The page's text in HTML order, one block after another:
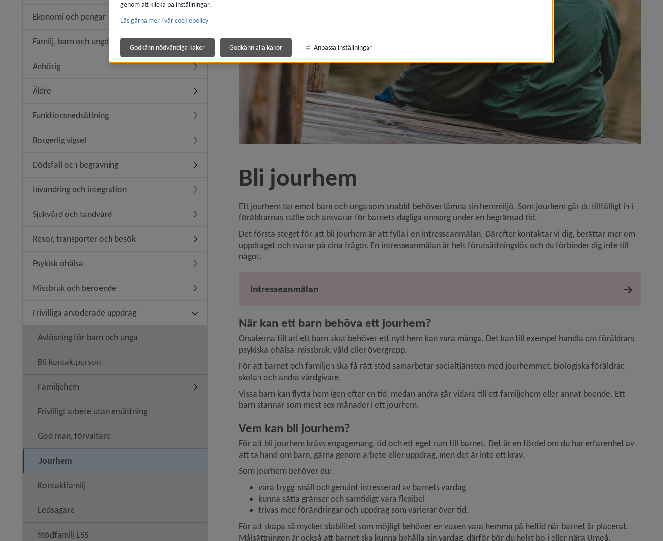
Ekonomi och pengar Undermeny för Ekonomi och pengar
Familj, barn och ungdom Undermeny för Familj, barn och ungdom
Anhörig Undermeny för Anhörig
Äldre Undermeny för Äldre
Funktionsnedsättning Undermeny för Funktionsnedsättning
Borgerlig vigsel Undermeny för Borgerlig vigsel
Dödsfall och begravning Undermeny för Dödsfall och begravning
Invandring och integration Undermeny för Invandring och integration
Sjukvård och tandvård Undermeny för Sjukvård och tandvård
Resor, transporter och besök Undermeny för Resor, transporter och besök
Psykisk ohälsa Undermeny för Psykisk ohälsa
Missbruk och beroende Undermeny för Missbruk och beroende
Frivilliga arvoderade uppdrag Undermeny för Frivilliga arvoderade uppdrag
Avlösning för barn och unga
Bli kontaktperson
Familjehem Undermeny för Familjehem
Frivilligt arbete utan ersättning
God man, förvaltare
Jourhem
Kontaktfamilj
Ledsagare
Stödfamilj LSS
Bli jourhem
Ett jourhem tar emot barn och unga som snabbt behöver lämna sin hemmiljö. Som jourhem går du tillfälligt in i
föräldrarnas ställe och ansvarar för barnets dagliga omsorg under en begränsad tid.
Det första steget för att bli jourhem är att fylla i en intresseanmälan. Därefter kontaktar vi dig, berättar mer om
uppdraget och svarar på dina frågor. En intresseanmälan är helt förutsättningslös och du förbinder dig inte till
något.
Intresseanmälan
När kan ett barn behöva ett jourhem?
Orsakerna till att ett barn akut behöver ett nytt hem kan vara många. Det kan till exempel handla om föräldrars
psykiska ohälsa, missbruk, våld eller övergrepp.
För att barnet och familjen ska få rätt stöd samarbetar socialtjänsten med jourhemmet, biologiska föräldrar,
skolan och andra vårdgivare.
Vissa barn kan flytta hem igen efter en tid, medan andra går vidare till ett familjehem eller annat boende. Ett
barn stannar som mest sex månader i ett jourhem.
Vem kan bli jourhem?
För att bli jourhem krävs engagemang, tid och ett eget rum till barnet. Det är en fördel om du har erfarenhet av
att ta hand om barn, gärna genom arbete eller uppdrag, men det är inte ett krav.
Som jourhem behöver du:
vara trygg, snäll och genuint intresserad av barnets vardag
kunna sätta gränser och samtidigt vara flexibel
trivas med förändringar och uppdrag som varierar över tid.
För att skapa så mycket stabilitet som möjligt behöver en vuxen vara hemma på heltid när barnet är placerat.
Målsättningen är också att barnet ska kunna behålla sin vardag, därför bör du helst bo i eller nära Umeå.
genom att klicka på inställningar.
Läs gärna mer i vår cookiepolicy
Godkänn nödvändiga kakor Godkänn alla kakor Anpassa inställningar